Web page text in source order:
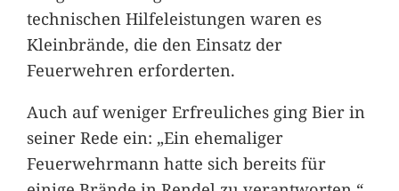
technischen Hilfeleistungen waren es
Kleinbrände, die den Einsatz der
Feuerwehren erforderten.
Auch auf weniger Erfreuliches ging Bier in
seiner Rede ein: „Ein ehemaliger
Feuerwehrmann hatte sich bereits für